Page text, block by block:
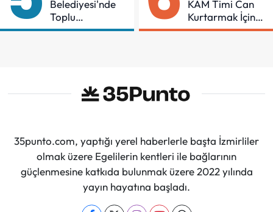
Belediyesi'nde
Toplu
Sözleşmeye
KAM Timi Can
Kurtarmak İçin
Demir Aldı
35punto.com, yaptığı yerel haberlerle başta İzmirliler
olmak üzere Egelilerin kentleri ile bağlarının
güçlenmesine katkıda bulunmak üzere 2022 yılında
yayın hayatına başladı.